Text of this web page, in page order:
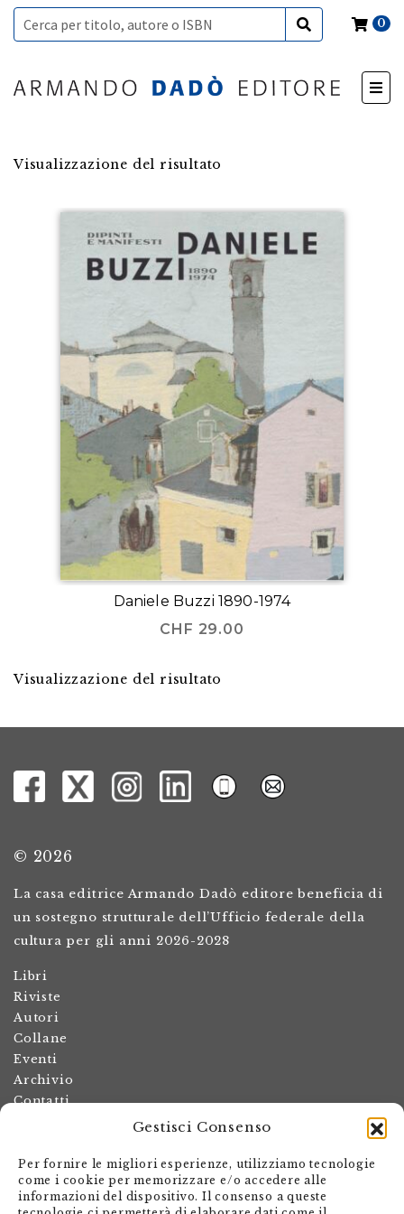
Gestisci Consenso
Per fornire le migliori esperienze, utilizziamo tecnologie
come i cookie per memorizzare e/o accedere alle
informazioni del dispositivo. Il consenso a queste
0
Visualizzazione del risultato
Daniele Buzzi 1890-1974
CHF 29.00
Visualizzazione del risultato
© 2026
La casa editrice Armando Dadò editore beneficia di
un sostegno strutturale dell’Ufficio federale della
cultura per gli anni 2026-2028
Libri
Riviste
Autori
Collane
Eventi
Archivio
Contatti
Termini e condizioni
Spese di spedizione
Politica dei resi
Informativa sulla privacy